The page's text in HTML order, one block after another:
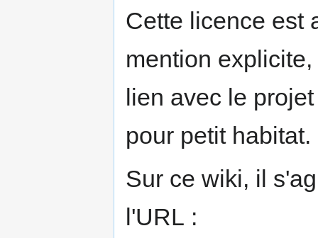
Cette licence est
mention
lien avec le
pour petit habitat.
Sur ce wiki, il
l'URL :